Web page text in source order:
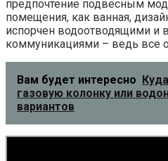
предпочтение подвесным
помещения, как ванная,
испорчен водоотводящими и
коммуникациями – ведь все
Вам будет интересно
газовую колонку или
вариантов